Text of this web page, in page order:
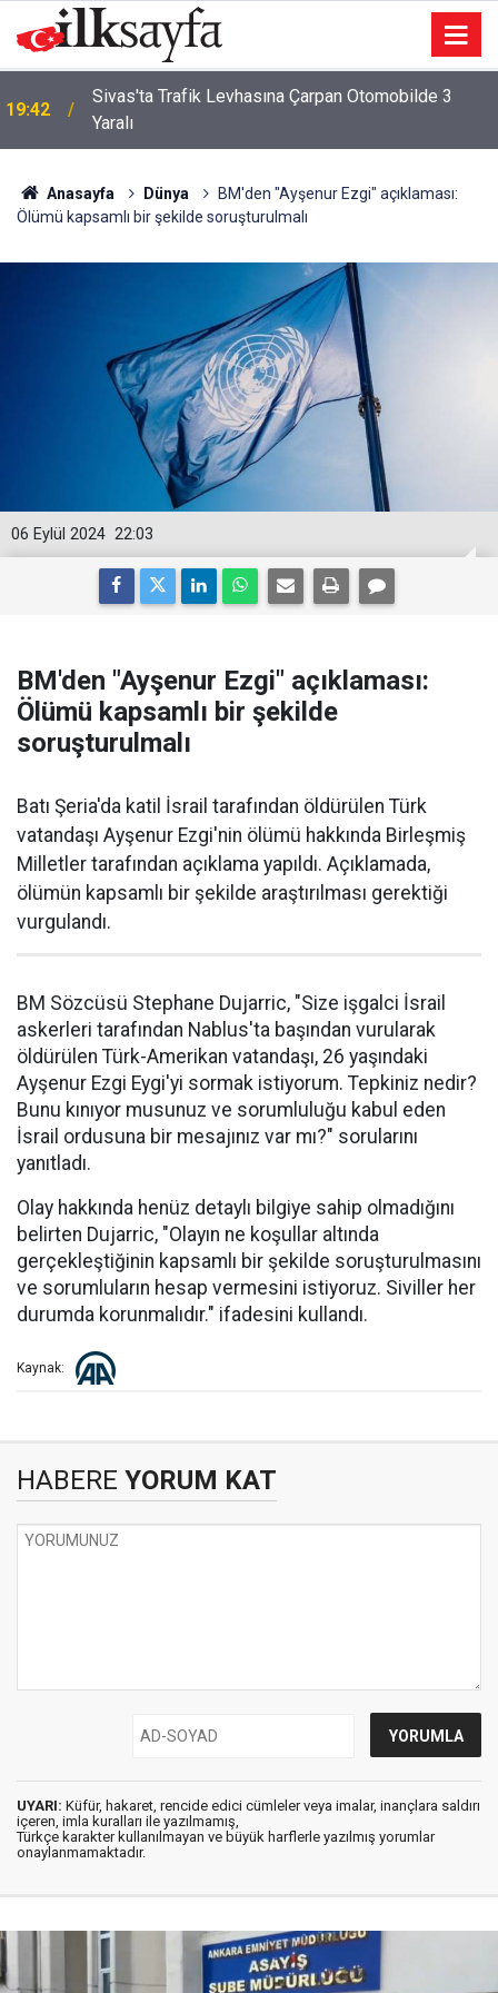
19:42
Sivas'ta Trafik Levhasına Çarpan Otomobilde 3
Yaralı
Anasayfa Dünya
BM'den "Ayşenur Ezgi" açıklaması:
Ölümü kapsamlı bir şekilde soruşturulmalı
22:03
06 Eylül 2024
BM'den "Ayşenur Ezgi" açıklaması:
Ölümü kapsamlı bir şekilde
soruşturulmalı
Batı Şeria'da katil İsrail tarafından öldürülen Türk
vatandaşı Ayşenur Ezgi'nin ölümü hakkında Birleşmiş
Milletler tarafından açıklama yapıldı. Açıklamada,
ölümün kapsamlı bir şekilde araştırılması gerektiği
vurgulandı.
BM Sözcüsü Stephane Dujarric, "Size işgalci İsrail
askerleri tarafından Nablus'ta başından vurularak
öldürülen Türk-Amerikan vatandaşı, 26 yaşındaki
Ayşenur Ezgi Eygi'yi sormak istiyorum. Tepkiniz nedir?
Bunu kınıyor musunuz ve sorumluluğu kabul eden
İsrail ordusuna bir mesajınız var mı?" sorularını
yanıtladı.
Olay hakkında henüz detaylı bilgiye sahip olmadığını
belirten Dujarric, "Olayın ne koşullar altında
gerçekleştiğinin kapsamlı bir şekilde soruşturulmasını
ve sorumluların hesap vermesini istiyoruz. Siviller her
durumda korunmalıdır." ifadesini kullandı.
Kaynak:
HABERE YORUM KAT
UYARI: Küfür, hakaret, rencide edici cümleler veya imalar, inançlara saldırı
içeren, imla kuralları ile yazılmamış,
Türkçe karakter kullanılmayan ve büyük harflerle yazılmış yorumlar
onaylanmamaktadır.